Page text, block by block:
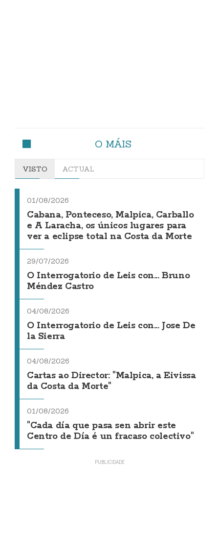
O MÁIS
VISTO ACTUAL
01/08/2026
Cabana, Ponteceso, Malpica, Carballo
e A Laracha, os únicos lugares para
ver a eclipse total na Costa da Morte
29/07/2026
O Interrogatorio de Leis con... Bruno
Méndez Castro
04/08/2026
O Interrogatorio de Leis con... Jose De
la Sierra
04/08/2026
Cartas ao Director: "Malpica, a Eivissa
da Costa da Morte"
01/08/2026
"Cada día que pasa sen abrir este
Centro de Día é un fracaso colectivo"